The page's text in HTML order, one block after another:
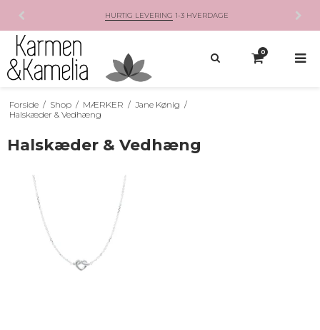
HURTIG LEVERING 1-3 HVERDAGE
0
Forside / Shop / MÆRKER / Jane Kønig /
Halskæder & Vedhæng
Halskæder & Vedhæng